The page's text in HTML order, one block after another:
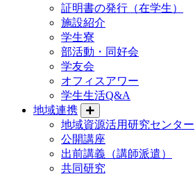
証明書の発行（在学生）
施設紹介
学生寮
部活動・同好会
学友会
オフィスアワー
学生生活Q&A
地域連携
地域資源活用研究センター
公開講座
出前講義（講師派遣）
共同研究